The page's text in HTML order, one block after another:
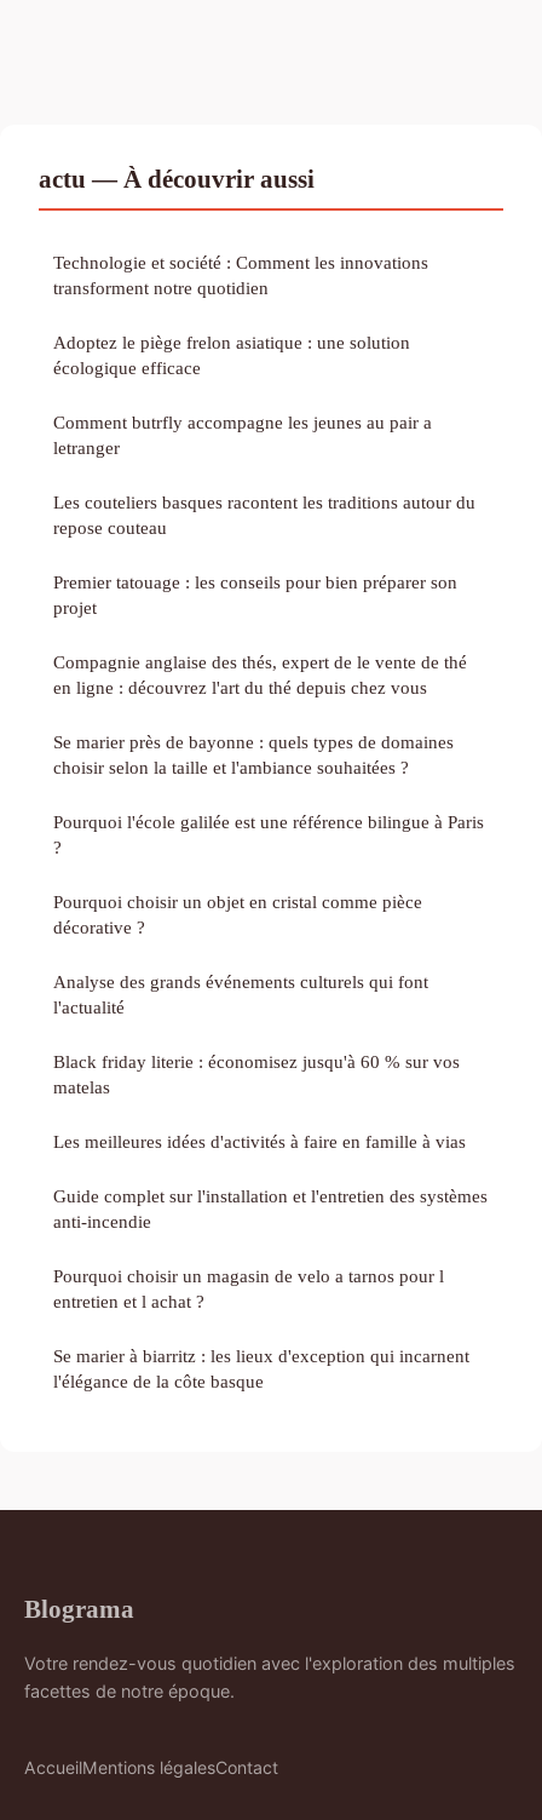
actu — À découvrir aussi
Technologie et société : Comment les innovations
transforment notre quotidien
Adoptez le piège frelon asiatique : une solution
écologique efficace
Comment butrfly accompagne les jeunes au pair a
letranger
Les couteliers basques racontent les traditions autour du
repose couteau
Premier tatouage : les conseils pour bien préparer son
projet
Compagnie anglaise des thés, expert de le vente de thé
en ligne : découvrez l'art du thé depuis chez vous
Se marier près de bayonne : quels types de domaines
choisir selon la taille et l'ambiance souhaitées ?
Pourquoi l'école galilée est une référence bilingue à Paris
?
Pourquoi choisir un objet en cristal comme pièce
décorative ?
Analyse des grands événements culturels qui font
l'actualité
Black friday literie : économisez jusqu'à 60 % sur vos
matelas
Les meilleures idées d'activités à faire en famille à vias
Guide complet sur l'installation et l'entretien des systèmes
anti-incendie
Pourquoi choisir un magasin de velo a tarnos pour l
entretien et l achat ?
Se marier à biarritz : les lieux d'exception qui incarnent
l'élégance de la côte basque
Blograma
Votre rendez-vous quotidien avec l'exploration des multiples
facettes de notre époque.
AccueilMentions légalesContact